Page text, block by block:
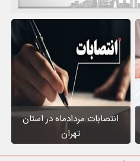
انتصابات مردادماه در استان
تهران